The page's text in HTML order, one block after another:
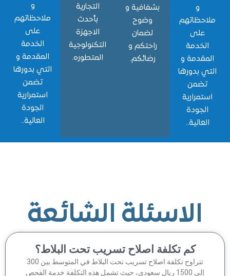
و
بدورها
بشفافية و
راحتكم و
رضائكم.
التجارية
التكنولوجية
المتطوره.
ملاحظاتهم
الخدمة
المقدمة و
التي بدورها
استمرارية
الاسئلة الشائعة
كم تكلفة اصلاح تسريب تحت البلاط؟
تتراوح تكلفة اصلاح تسريب تحت البلاط في المتوسط بين 300
إلى 1500 ريال سعودي، حيث تشمل هذه التكلفة خدمة الفحص